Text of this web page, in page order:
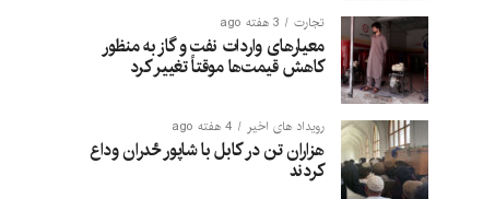
تجارت 3 هفته ago
معیارهای واردات نفت و گاز به منظور
کاهش قیمت‌ها موقتاً تغییر کرد
رویداد های اخیر 4 هفته ago
هزاران تن در کابل با شاپور ځدران وداع
کردند